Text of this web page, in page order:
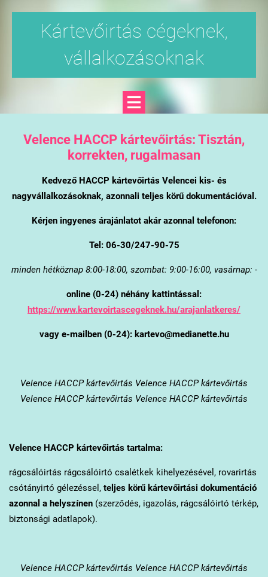
Kártevőirtás cégeknek,
vállalkozásoknak
Velence HACCP kártevőirtás: Tisztán,
korrekten, rugalmasan
Kedvező HACCP kártevőirtás Velencei kis- és
nagyvállalkozásoknak, azonnali teljes körű dokumentációval.
Kérjen ingyenes árajánlatot akár azonnal telefonon:
Tel: 06-30/247-90-75
minden hétköznap 8:00-18:00, szombat: 9:00-16:00, vasárnap: -
online (0-24) néhány kattintással:
https://www.kartevoirtascegeknek.hu/arajanlatkeres/
vagy e-mailben (0-24): kartevo@medianette.hu
Velence HACCP kártevőirtás Velence HACCP kártevőirtás
Velence HACCP kártevőirtás Velence HACCP kártevőirtás
VelenceHACCP kártevőirtás tartalma:
rágcsálóirtás rágcsálóirtó csalétkek kihelyezésével, rovarirtás
csótányirtó gélezéssel, teljes körű kártevőirtási dokumentáció
azonnal a helyszínen(szerződés, igazolás, rágcsálóirtó térkép,
biztonsági adatlapok).
Velence HACCP kártevőirtás Velence HACCP kártevőirtás